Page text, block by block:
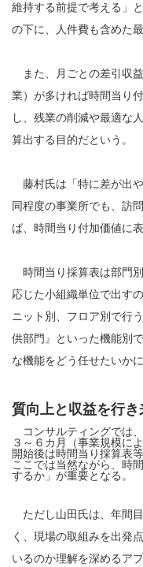
維持する前提で考える」
の下に、人件費も含めた
また、月ごとの差引収
業）が多ければ時間当り
し、残業の削減や最適な
算出する目的だという。
藤村氏は「特に差が出
同程度の事業所でも、訪
ば、時間当り付加価値に
時間当り採算表は部門
応じた小組織単位で出す
ニット別、フロア別で行
供部門』といった機能別
な機能をどう任せたいか
質向上と収益を行き
コンサルティングでは
３～６カ月（事業規模に
開始後は時間当り採算表
ここでは当然ながら、時
するか」が重要となる。
ただし山田氏は、年間
く、現場の取組みを出発
いるのか理解を深めるア